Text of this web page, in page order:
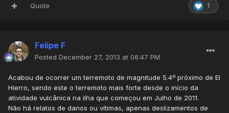
1
Quote
Felipe F
Posted December 27, 2013 at 06:47 PM
Acabou de ocorrer um terremoto de magnitude 5.4º próximo de El
Hierro, sendo este o terremoto mais forte desde o início da
atividade vulcânica na ilha que começou em Julho de 2011.
Não há relatos de danos ou vítimas, apenas deslizamentos de